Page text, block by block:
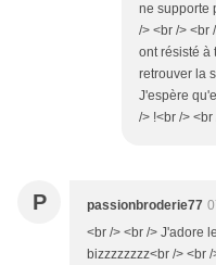
ne supporte
/> <br /> <br
ont résisté à
retrouver la
J'espère
/> !<br />
P passionbroderie77
<br /> <br /> J'adore
bizzzzzzzz<br /> <br